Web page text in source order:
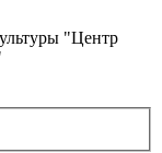
"Центр